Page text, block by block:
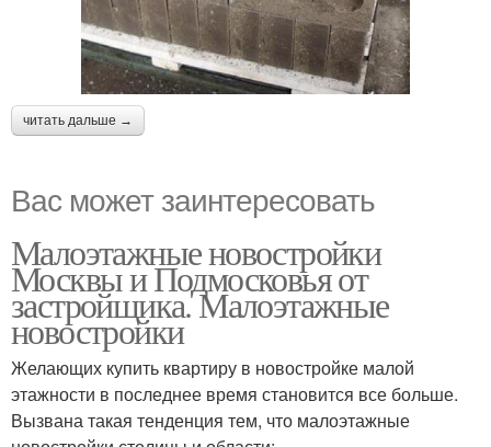
читать дальше →
Вас может заинтересовать
Малоэтажные новостройки
Москвы и Подмосковья от
застройщика. Малоэтажные
новостройки
Желающих купить квартиру в новостройке малой
этажности в последнее время становится все больше.
Вызвана такая тенденция тем, что малоэтажные